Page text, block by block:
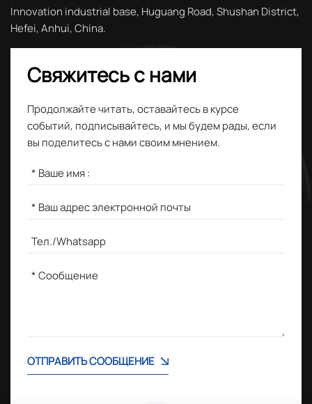
Innovation industrial base, Huguang Road, Shushan District,
Hefei, Anhui, China.
Свяжитесь с нами
Продолжайте читать, оставайтесь в курсе
событий, подписывайтесь, и мы будем рады, если
вы поделитесь с нами своим мнением.
ОТПРАВИТЬ СООБЩЕНИЕ